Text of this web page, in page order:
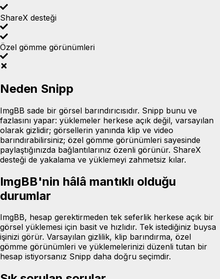
ShareX desteği
Özel gömme görünümleri
Neden Snipp
ImgBB sade bir görsel barındırıcısıdır. Snipp bunu ve
fazlasını yapar: yüklemeler herkese açık değil, varsayılan
olarak gizlidir; görsellerin yanında klip ve video
barındırabilirsiniz; özel gömme görünümleri sayesinde
paylaştığınızda bağlantılarınız özenli görünür. ShareX
desteği de yakalama ve yüklemeyi zahmetsiz kılar.
ImgBB'nin hâlâ mantıklı olduğu
durumlar
ImgBB, hesap gerektirmeden tek seferlik herkese açık bir
görsel yüklemesi için basit ve hızlıdır. Tek istediğiniz buysa
işinizi görür. Varsayılan gizlilik, klip barındırma, özel
gömme görünümleri ve yüklemelerinizi düzenli tutan bir
hesap istiyorsanız Snipp daha doğru seçimdir.